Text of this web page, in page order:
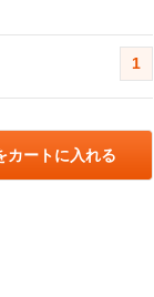
1
カートに入れる